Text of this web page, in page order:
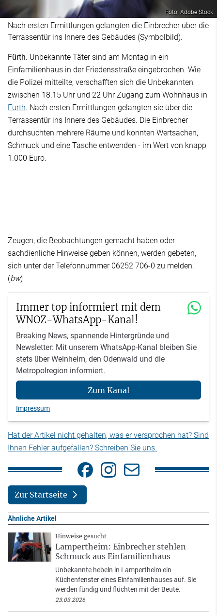
Foto: Adobe Stock
Nach ersten Ermittlungen gelangten die Einbrecher über die
Terrassentür ins Innere des Gebäudes (Symbolbild).
Fürth. Unbekannte Täter sind am Montag in ein
Einfamilienhaus in der Friedensstraße eingebrochen. Wie
die Polizei mitteilte, verschafften sich die Unbekannten
zwischen 18.15 Uhr und 22 Uhr Zugang zum Wohnhaus in
Fürth. Nach ersten Ermittlungen gelangten sie über die
Terrassentür ins Innere des Gebäudes. Die Einbrecher
durchsuchten mehrere Räume und konnten Wertsachen,
Schmuck und eine Tasche entwenden - im Wert von knapp
1.000 Euro.
Zeugen, die Beobachtungen gemacht haben oder
sachdienliche Hinweise geben können, werden gebeten,
sich unter der Telefonnummer 06252 706-0 zu melden.
(bw)
Immer top informiert mit dem
WNOZ-WhatsApp-Kanal!
Breaking News, spannende Hintergründe und
Newsletter: Mit unserem WhatsApp-Kanal bleiben Sie
stets über Weinheim, den Odenwald und die
Metropolregion informiert.
Zum Kanal
Impressum
Hat der Artikel nicht gehalten, was er versprochen hat? Sind
Ihnen Fehler aufgefallen? Schreiben Sie uns.
Zur Startseite
Ähnliche Artikel
Hinweise gesucht
Lampertheim: Einbrecher stehlen
Schmuck aus Einfamilienhaus
Unbekannte hebeln in Lampertheim ein
Küchenfenster eines Einfamilienhauses auf. Sie
werden fündig und flüchten mit der Beute.
23.03.2026